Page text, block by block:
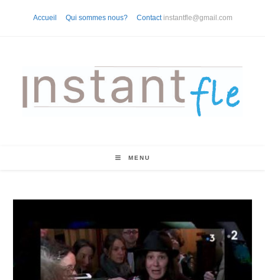
Accueil Qui sommes nous? Contact instantfle@gmail.com
MENU